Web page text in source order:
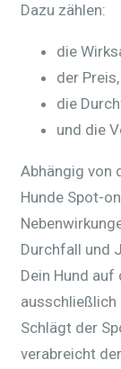
Dazu zählen:
die
der Preis,
die
und die
Abhängig von
Hunde Spot-
Durchfall und
Dein Hund
ausschließlich
Schlägt der
verabreicht